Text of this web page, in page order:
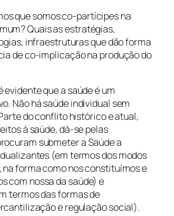
que somos co-partícipes na
Quais as estratégias,
infraestruturas que dão forma
de co-implicação na produção do
evidente que a saúde é um
Não há saúde individual sem
do conflito histórico e atual,
à saúde, dá-se pelas
submeter a Saúde a
(em termos dos modos
forma como nos constituímos e
com nossa da saúde) e
termos das formas de
e regulação social).